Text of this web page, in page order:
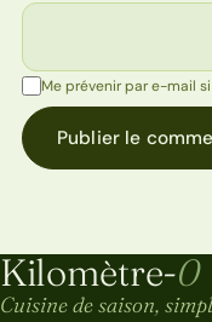
Me prévenir par e-mail
Publier le
Kilomètre-0
Kilomètre-0
Cuisine de saison,